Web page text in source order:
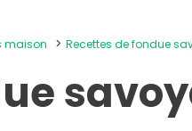
maison Recettes de fondue